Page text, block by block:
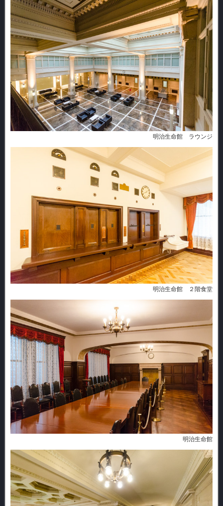
明治生命館 ラウンジ
明治生命館 ２階食堂
明治生命館